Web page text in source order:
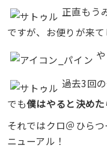
正直もう
ですが、お便りが来て
過去3回
でも僕はやると決めた
それではクロ＠ひら
ニューアル！